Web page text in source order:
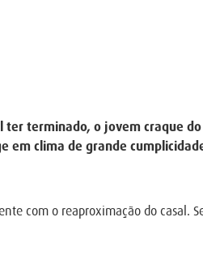
ter terminado, o jovem craque
clima de grande
com o reaproximação do casal.